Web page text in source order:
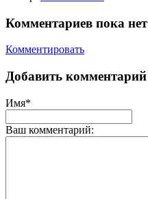
Комментариев пока нет
Комментировать
Добавить комментарий
Имя*
Ваш комментарий: